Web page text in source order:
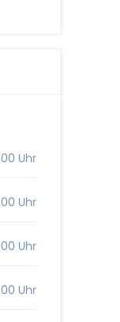
Uhr
Uhr
Uhr
Uhr